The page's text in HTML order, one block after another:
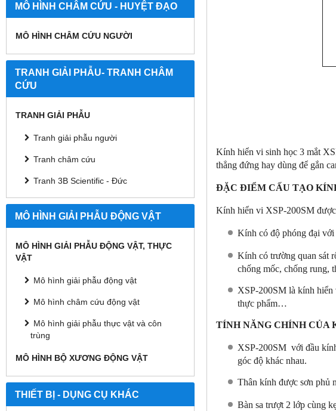
MÔ HÌNH CHÂM CỨU - HUYỆT ĐẠO
MÔ HÌNH CHÂM CỨU NGƯỜI
TRANH GIẢI PHẪU- TRANH CHÂM
CỨU
TRANH GIẢI PHẪU
Tranh giải phẫu người
Tranh châm cứu
Tranh 3B Scientific - Đức
MÔ HÌNH GIẢI PHẪU ĐỘNG VẬT
MÔ HÌNH GIẢI PHẪU ĐỘNG VẬT, THỰC
VẬT
Mô hình giải phẫu động vật
Mô hình châm cứu động vật
Mô hình giải phẫu thực vật và côn
trùng
MÔ HÌNH BỘ XƯƠNG ĐỘNG VẬT
THIẾT BỊ - DỤNG CỤ KHÁC
Kính hiển vi sinh học 3 mắt
thẳng đứng hay dùng để gắn
ĐẶC ĐIỂM CẤU TẠO
Kính hiển vi XSP-200SM
Kính có độ phóng đại với
Kính có trường quan sát
chống mốc, chống rung,
XSP-200SM là kính hiển
thực phẩm…
TÍNH NĂNG CHÍNH CỦA
XSP-200SM với đầu
góc độ khác nhau.
Thân kính được sơn phủ
Bàn sa trượt 2 lớp cùng